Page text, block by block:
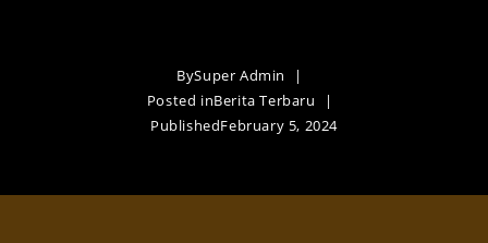
BySuper Admin
Posted inBerita Terbaru
PublishedFebruary 5, 2024